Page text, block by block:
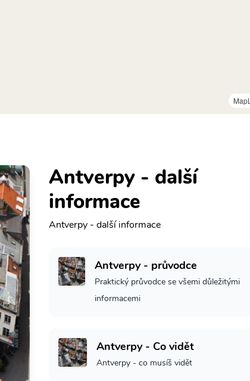
Antverpy - další
informace
Antverpy - další informace
Antverpy - průvodce
Praktický průvodce se všemi důležitými
informacemi
Antverpy - Co vidět
Antverpy - co musíš vidět